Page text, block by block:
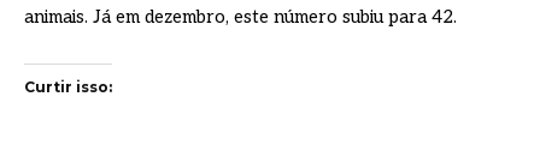
animais. Já em dezembro, este número subiu para 42.
Curtir isso: